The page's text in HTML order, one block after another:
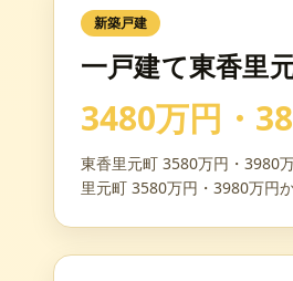
新築戸建
一戸建て東香里
3480万円・
東香里元町 3580万円・3980
里元町 3580万円・3980万円